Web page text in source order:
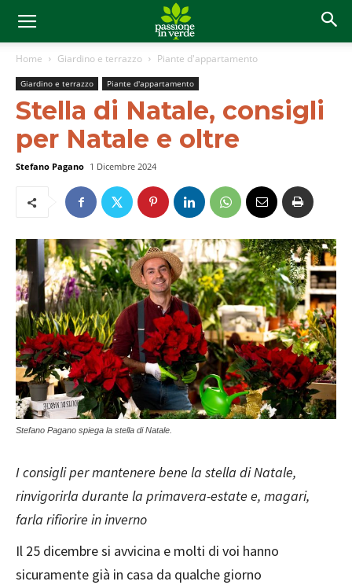
Home Giardino e terrazzo Piante d'appartamento
Giardino e terrazzo Piante d'appartamento
Stella di Natale, consigli
per Natale e oltre
Stefano Pagano 1 Dicembre 2024
Stefano Pagano spiega la stella di Natale.
I consigli per mantenere bene la stella di Natale,
rinvigorirla durante la primavera-estate e, magari,
farla rifiorire in inverno
Il 25 dicembre si avvicina e molti di voi hanno
sicuramente già in casa da qualche giorno